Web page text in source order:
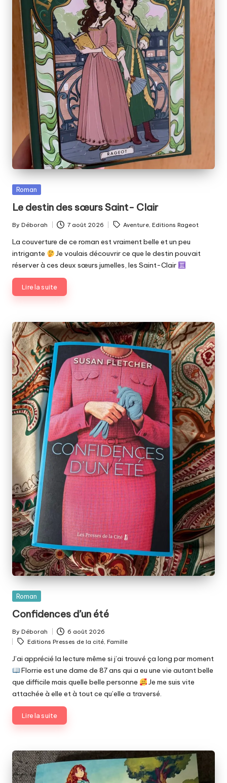
Posted
Roman
Le destin des sœurs Saint- Clair
Posted
by
By Déborah 7 août 2026
Tags: Aventure,Editions Rageot
La couverture de ce roman est vraiment belle et un peu
intrigante
Je voulais découvrir ce que le destin pouvait
réserver à ces deux sœurs jumelles, les Saint-Clair
Lire la suite
Posted
Roman
Confidences d’un été
Posted
by
By Déborah 6 août 2026
Tags:
Editions Presses de la cité, Famille
J’ai apprécié la lecture même si j’ai trouvé ça long par moment
Florrie est une dame de 87 ans qui a eu une vie autant belle
que difficile mais quelle belle personne
Je me suis vite
attachée à elle et à tout ce qu’elle a traversé.
Lire la suite